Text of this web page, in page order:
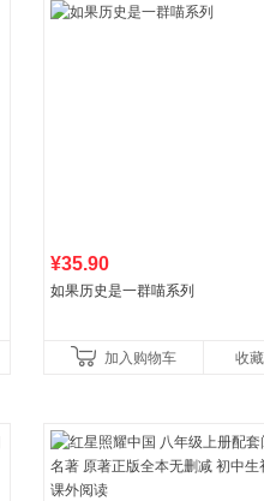
¥35.90
如果历史是一群喵系列
加入购物车 收藏